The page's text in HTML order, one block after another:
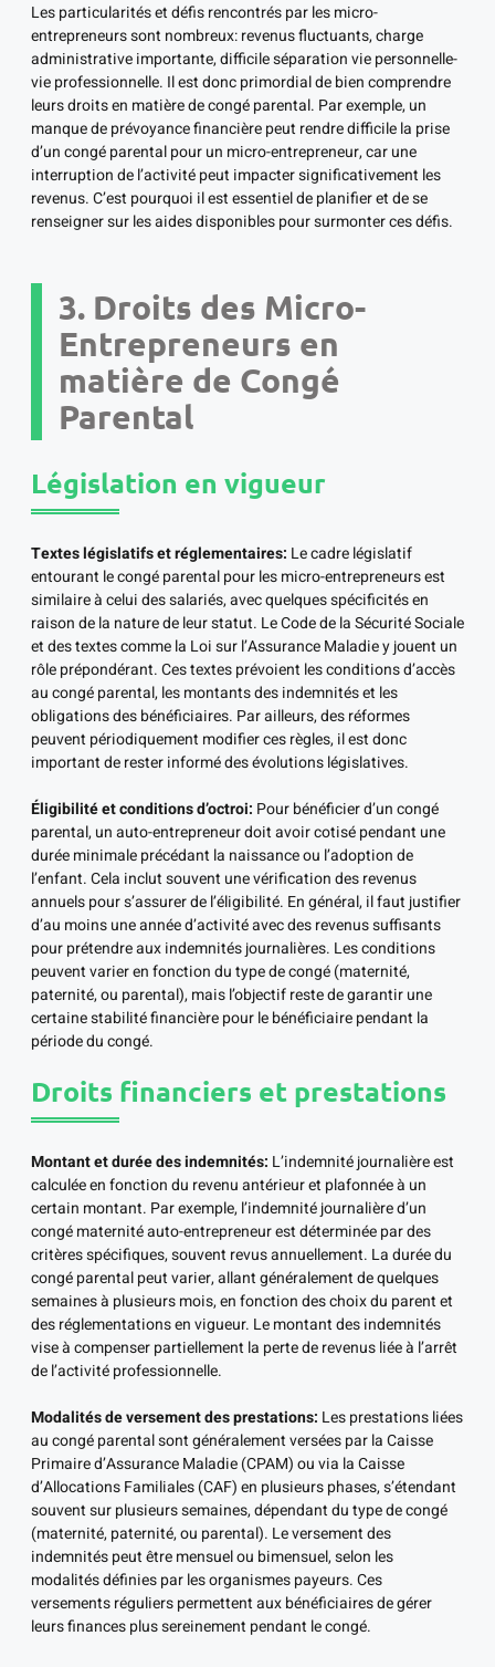
Les particularités et défis rencontrés par les micro-
entrepreneurs sont nombreux: revenus fluctuants, charge
administrative importante, difficile séparation vie personnelle-
vie professionnelle. Il est donc primordial de bien comprendre
leurs droits en matière de congé parental. Par exemple, un
manque de prévoyance financière peut rendre difficile la prise
d’un congé parental pour un micro-entrepreneur, car une
interruption de l’activité peut impacter significativement les
revenus. C’est pourquoi il est essentiel de planifier et de se
renseigner sur les aides disponibles pour surmonter ces défis.
3. Droits des Micro-
Entrepreneurs en
matière de Congé
Parental
Législation en vigueur
Textes législatifs et réglementaires: Le cadre législatif
entourant le congé parental pour les micro-entrepreneurs est
similaire à celui des salariés, avec quelques spécificités en
raison de la nature de leur statut. Le Code de la Sécurité Sociale
et des textes comme la Loi sur l’Assurance Maladie y jouent un
rôle prépondérant. Ces textes prévoient les conditions d’accès
au congé parental, les montants des indemnités et les
obligations des bénéficiaires. Par ailleurs, des réformes
peuvent périodiquement modifier ces règles, il est donc
important de rester informé des évolutions législatives.
Éligibilité et conditions d’octroi: Pour bénéficier d’un congé
parental, un auto-entrepreneur doit avoir cotisé pendant une
durée minimale précédant la naissance ou l’adoption de
l’enfant. Cela inclut souvent une vérification des revenus
annuels pour s’assurer de l’éligibilité. En général, il faut justifier
d’au moins une année d’activité avec des revenus suffisants
pour prétendre aux indemnités journalières. Les conditions
peuvent varier en fonction du type de congé (maternité,
paternité, ou parental), mais l’objectif reste de garantir une
certaine stabilité financière pour le bénéficiaire pendant la
période du congé.
Droits financiers et prestations
Montant et durée des indemnités: L’indemnité journalière est
calculée en fonction du revenu antérieur et plafonnée à un
certain montant. Par exemple, l’indemnité journalière d’un
congé maternité auto-entrepreneur est déterminée par des
critères spécifiques, souvent revus annuellement. La durée du
congé parental peut varier, allant généralement de quelques
semaines à plusieurs mois, en fonction des choix du parent et
des réglementations en vigueur. Le montant des indemnités
vise à compenser partiellement la perte de revenus liée à l’arrêt
de l’activité professionnelle.
Modalités de versement des prestations: Les prestations liées
au congé parental sont généralement versées par la Caisse
Primaire d’Assurance Maladie (CPAM) ou via la Caisse
d’Allocations Familiales (CAF) en plusieurs phases, s’étendant
souvent sur plusieurs semaines, dépendant du type de congé
(maternité, paternité, ou parental). Le versement des
indemnités peut être mensuel ou bimensuel, selon les
modalités définies par les organismes payeurs. Ces
versements réguliers permettent aux bénéficiaires de gérer
leurs finances plus sereinement pendant le congé.